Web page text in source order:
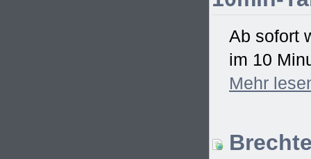
Ab sofort
im 10
Mehr